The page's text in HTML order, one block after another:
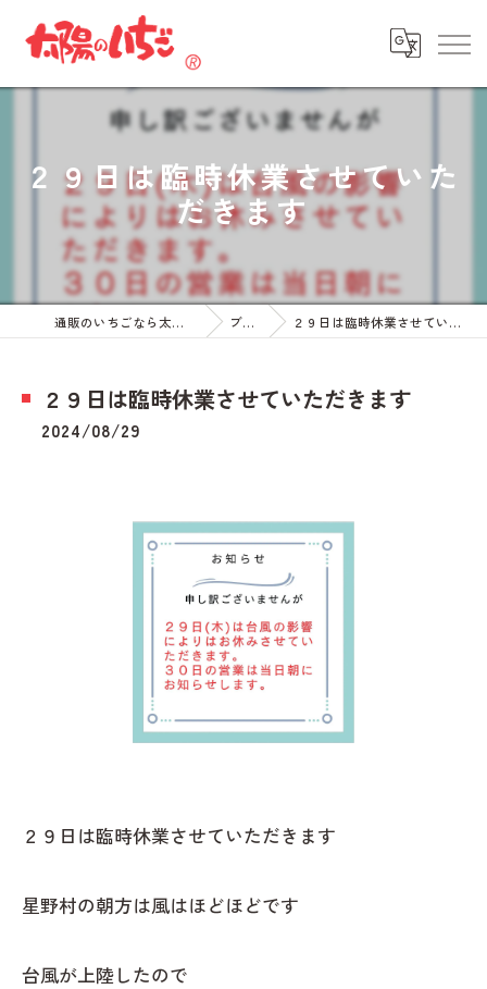
２９日は臨時休業させていた
だきます
通販のいちごなら太陽のいちご ブログ ２９日は臨時休業させていただきます
２９日は臨時休業させていただきます
2024/08/29
２９日は臨時休業させていただきます
星野村の朝方は風はほどほどです
台風が上陸したので